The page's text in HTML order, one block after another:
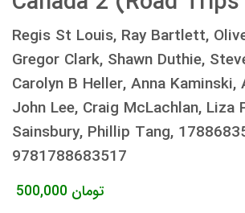
Regis St Louis, Ray Bartlett,
Gregor Clark, Shawn Duthie,
Carolyn B Heller, Anna Kaminski,
John Lee, Craig McLachlan, Liza
Sainsbury, Phillip Tang,
9781788683517
500,000 تومان